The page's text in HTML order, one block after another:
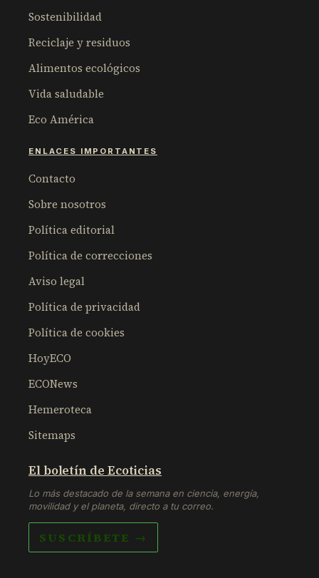
Sostenibilidad
Reciclaje y residuos
Alimentos ecológicos
Vida saludable
Eco América
ENLACES IMPORTANTES
Contacto
Sobre nosotros
Política editorial
Política de correcciones
Aviso legal
Política de privacidad
Política de cookies
HoyECO
ECONews
Hemeroteca
Sitemaps
El boletín de Ecoticias
Lo más destacado de la semana en ciencia, energía,
movilidad y el planeta, directo a tu correo.
SUSCRÍBETE →